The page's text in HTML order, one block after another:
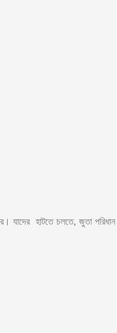
যাদের হাটতে চলতে, জুতা